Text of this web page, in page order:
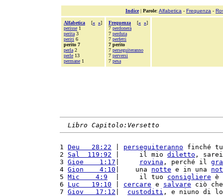
Indice| Parole: Alfabetica - Frequenza -
Alfabetica [« »]
perisse 1
perita 3
periti 6
perito 7
perla 2
perle 13
permane 1
Frequenza [« »]
7 perdonerà
7 perduta
7 perfetti
7 perito
7 perseguiteranno
7 perversi
7 pesa
Libro Capitolo:Versetto
1 Deu   28:22 perseguiteranno finché
2 Sal  119:92 |     il mio diletto ,
3 Gioe    1:17 rovina , perché il
4 Gion    4:10 |    una notte e in una
5 Mic    4:9
  |     il tuo
consigliere è
6 Luc   19:10 cercare e salvare ciò
7 Giov   17:12 custoditi , e niuno di